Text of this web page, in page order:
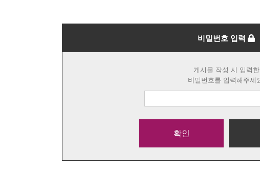
비밀번호 입력
게시물 작성 시 입력한
비밀번호를 입력해주세
확인